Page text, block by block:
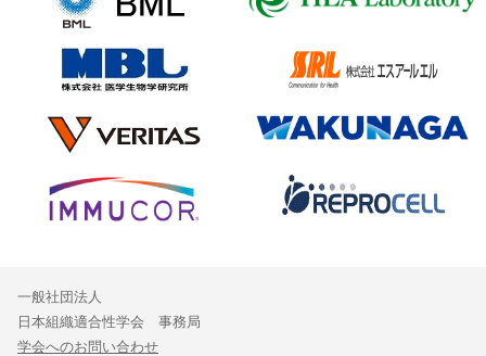
一般社団法人
日本組織適合性学会 事務局
学会へのお問い合わせ